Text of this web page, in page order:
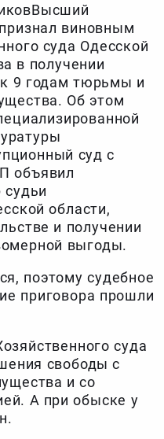
виновным
суда Одесской
в получении
к 9 годам тюрьмы и
Об этом
суд с
объявил
судьи
области,
и получении
выгоды.
поэтому судебное
приговора прошли
суда
свободы с
и со
А при обыске у